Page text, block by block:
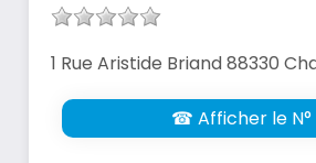
1 Rue Aristide Briand 88330
☎ Afficher le N°